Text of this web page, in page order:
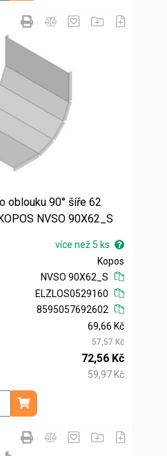
oblouku 90° šíře 62
NVSO 90X62_S
více než 5 ks
Kopos
NVSO 90X62_S
ELZLOS0529160
8595057692602
69,66 Kč
57,57 Kč
72,56 Kč
59,97 Kč
ks
Přidat do košíku